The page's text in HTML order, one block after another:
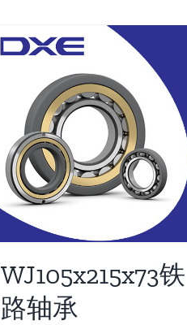
WJ105x215x73铁
路轴承